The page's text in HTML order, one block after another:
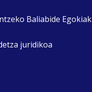
Baliabide Egokiak
juridikoa